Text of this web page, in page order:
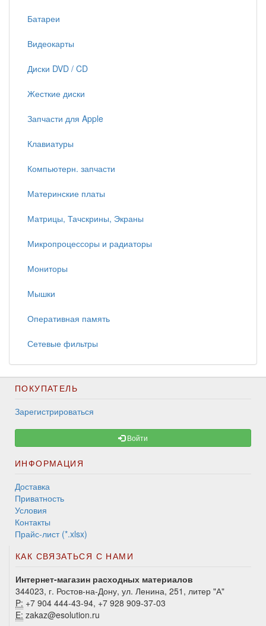
Батареи
Видеокарты
Диски DVD / CD
Жесткие диски
Запчасти для Apple
Клавиатуры
Компьютерн. запчасти
Материнские платы
Матрицы, Тачскрины, Экраны
Микропроцессоры и радиаторы
Мониторы
Мышки
Оперативная память
Сетевые фильтры
ПОКУПАТЕЛЬ
Зарегистрироваться
Войти
ИНФОРМАЦИЯ
Доставка
Приватность
Условия
Контакты
Прайс-лист (*.xlsx)
КАК СВЯЗАТЬСЯ С НАМИ
Интернет-магазин расходных материалов
344023, г. Ростов-на-Дону, ул. Ленина, 251, литер "А"
P: +7 904 444-43-94, +7 928 909-37-03
E: zakaz@esolution.ru